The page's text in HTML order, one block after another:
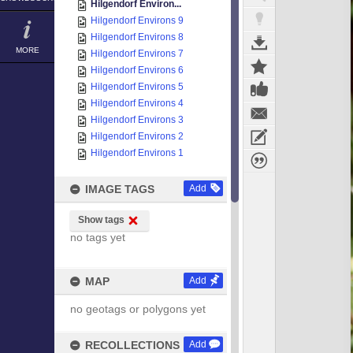
MORE
Hilgendorf Environ...
Hilgendorf Environs 9
Hilgendorf Environs 8
Hilgendorf Environs 7
Hilgendorf Environs 6
Hilgendorf Environs 5
Hilgendorf Environs 4
Hilgendorf Environs 3
Hilgendorf Environs 2
Hilgendorf Environs 1
IMAGE TAGS Add
Show tags
no tags yet
MAP Add
no geotags or polygons yet
RECOLLECTIONS Add